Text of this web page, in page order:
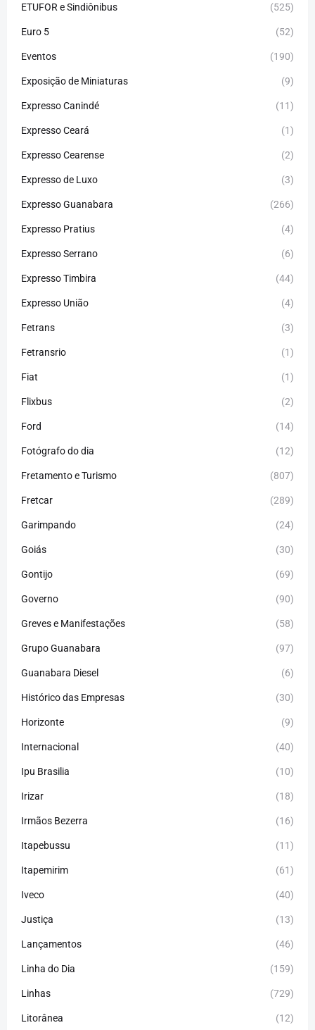
ETUFOR e Sindiônibus (525)
Euro 5 (52)
Eventos (190)
Exposição de Miniaturas (9)
Expresso Canindé (11)
Expresso Ceará (1)
Expresso Cearense (2)
Expresso de Luxo (3)
Expresso Guanabara (266)
Expresso Pratius (4)
Expresso Serrano (6)
Expresso Timbira (44)
Expresso União (4)
Fetrans (3)
Fetransrio (1)
Fiat (1)
Flixbus (2)
Ford (14)
Fotógrafo do dia (12)
Fretamento e Turismo (807)
Fretcar (289)
Garimpando (24)
Goiás (30)
Gontijo (69)
Governo (90)
Greves e Manifestações (58)
Grupo Guanabara (97)
Guanabara Diesel (6)
Histórico das Empresas (30)
Horizonte (9)
Internacional (40)
Ipu Brasilia (10)
Irizar (18)
Irmãos Bezerra (16)
Itapebussu (11)
Itapemirim (61)
Iveco (40)
Justiça (13)
Lançamentos (46)
Linha do Dia (159)
Linhas (729)
Litorânea (12)